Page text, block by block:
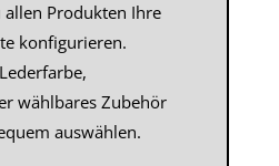
Produkten Ihre
konfigurieren.
wählbares Zubehör
auswählen.